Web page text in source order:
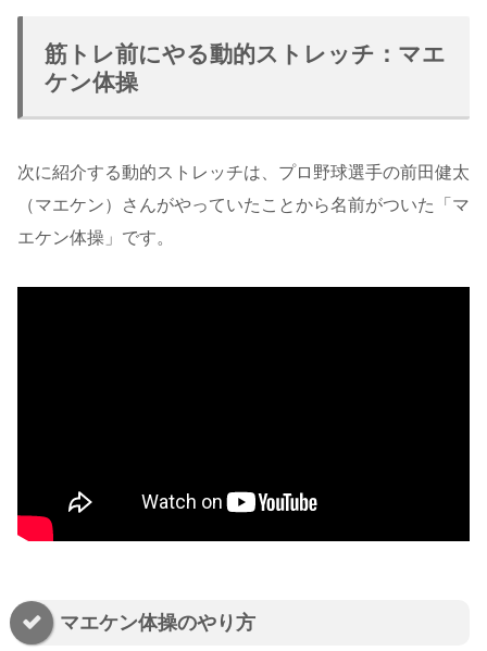
筋トレ前にやる動的ストレッチ：マエ
ケン体操
次に紹介する動的ストレッチは、プロ野球選手の前田健太
（マエケン）さんがやっていたことから名前がついた「マ
エケン体操」です。
マエケン体操のやり方